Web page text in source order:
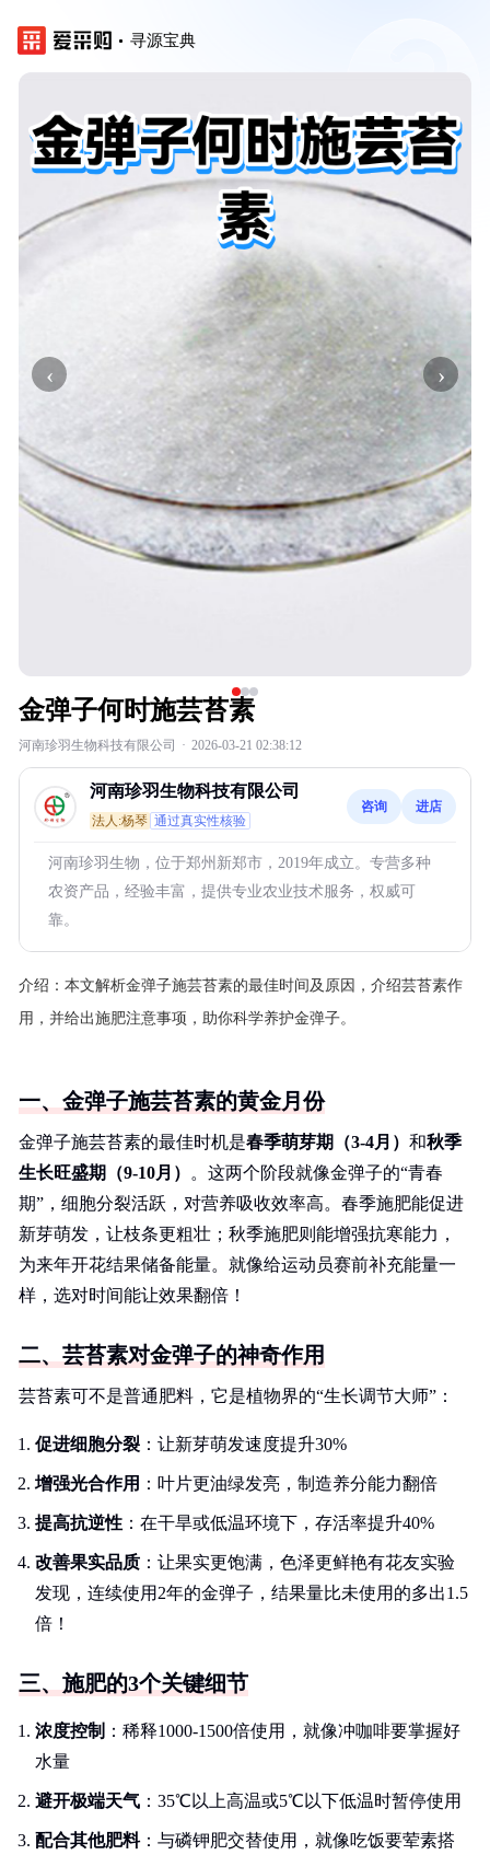
寻源宝典
‹ ›
金弹子何时施芸苔素
河南珍羽生物科技有限公司 · 2026-03-21 02:38:12
河南珍羽生物科技有限公司
法人:杨琴 通过真实性核验
咨询 进店
河南珍羽生物，位于郑州新郑市，2019年成立。专营多种
农资产品，经验丰富，提供专业农业技术服务，权威可
靠。
介绍： 本文解析金弹子施芸苔素的最佳时间及原因，介绍芸苔素作
用，并给出施肥注意事项，助你科学养护金弹子。
一、金弹子施芸苔素的黄金月份
金弹子施芸苔素的最佳时机是春季萌芽期（3-4月） 和秋季
生长旺盛期（9-10月）
。这两个阶段就像金弹子的“青春
期”，细胞分裂活跃，对营养吸收效率高。春季施肥能促进
新芽萌发，让枝条更粗壮；秋季施肥则能增强抗寒能力，
为来年开花结果储备能量。就像给运动员赛前补充能量一
样，选对时间能让效果翻倍！
二、芸苔素对金弹子的神奇作用
芸苔素可不是普通肥料，它是植物界的“生长调节大师”：
促进细胞分裂 ：让新芽萌发速度提升30%
增强光合作用 ：叶片更油绿发亮，制造养分能力翻倍
提高抗逆性 ：在干旱或低温环境下，存活率提升40%
改善果实品质 ：让果实更饱满，色泽更鲜艳有花友实验
发现，连续使用2年的金弹子，结果量比未使用的多出1.5
倍！
三、施肥的3个关键细节
浓度控制 ：稀释1000-1500倍使用，就像冲咖啡要掌握好
水量
避开极端天气 ：35℃以上高温或5℃以下低温时暂停使用
配合其他肥料：与磷钾肥交替使用，就像吃饭要荤素搭